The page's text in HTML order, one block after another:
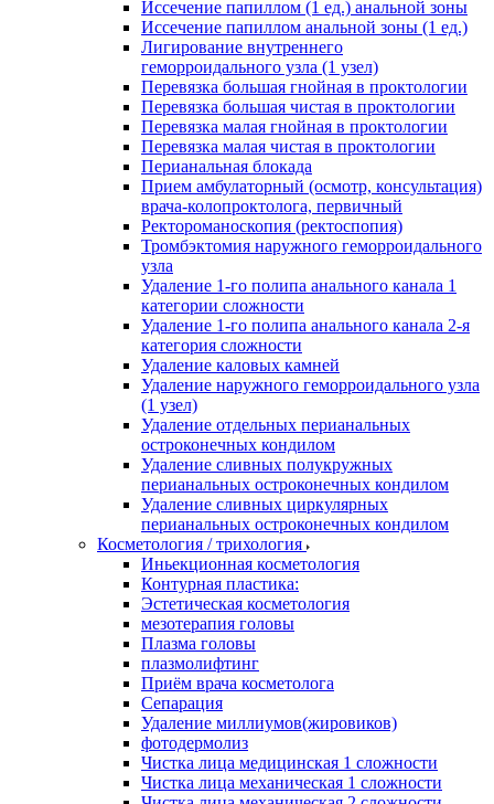
Иссечение папиллом (1 ед.) анальной зоны
Иссечение папиллом анальной зоны (1 ед.)
Лигирование внутреннего
геморроидального узла (1 узел)
Перевязка большая гнойная в проктологии
Перевязка большая чистая в проктологии
Перевязка малая гнойная в проктологии
Перевязка малая чистая в проктологии
Перианальная блокада
Прием амбулаторный (осмотр, консультация)
врача-колопроктолога, первичный
Ректороманоскопия (ректоспопия)
Тромбэктомия наружного геморроидального
узла
Удаление 1-го полипа анального канала 1
категории сложности
Удаление 1-го полипа анального канала 2-я
категория сложности
Удаление каловых камней
Удаление наружного геморроидального узла
(1 узел)
Удаление отдельных перианальных
остроконечных кондилом
Удаление сливных полукружных
перианальных остроконечных кондилом
Удаление сливных циркулярных
перианальных остроконечных кондилом
Косметология / трихология
Иньекционная косметология
Контурная пластика:
Эстетическая косметология
мезотерапия головы
Плазма головы
плазмолифтинг
Приём врача косметолога
Сепарация
Удаление миллиумов(жировиков)
фотодермолиз
Чистка лица медицинская 1 сложности
Чистка лица механическая 1 сложности